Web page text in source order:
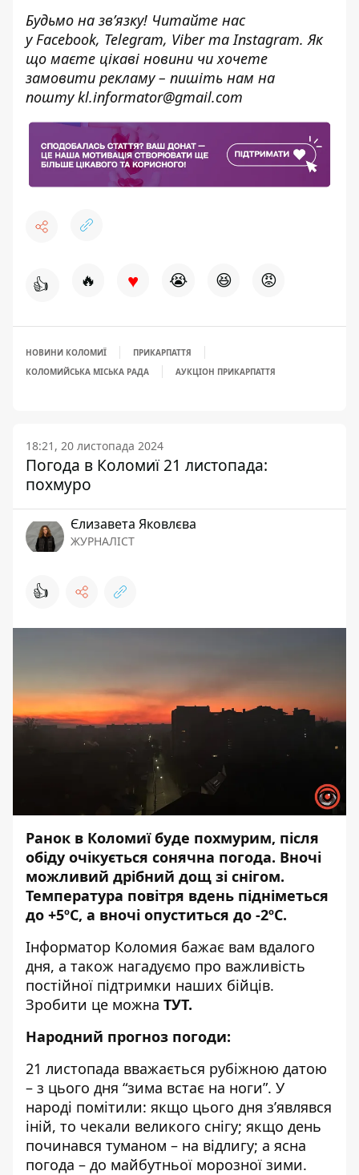
Будьмо на зв’язку! Читайте нас
уFacebook, Telegram, ViberтаInstagram. Як
що маєте цікаві новини чи хочете
замовити рекламу – пишіть нам на
поштуkl.informator@gmail.com
👍 🔥 ♥ 😭 😆 😡
НОВИНИ КОЛОМИЇ
ПРИКАРПАТТЯ
КОЛОМИЙСЬКА МІСЬКА РАДА
АУКЦІОН ПРИКАРПАТТЯ
18:21, 20 листопада 2024
Погода в Коломиї 21 листопада:
похмуро
Єлизавета Яковлєва
ЖУРНАЛІСТ
👍
Ранок в Коломиї буде похмурим, після
обіду очікується сонячна погода. Вночі
можливий дрібний дощ зі снігом.
Температура повітря вдень підніметься
до +5ºС, а вночі опуститься до -2ºС.
Інформатор Коломия бажає вам вдалого
дня, а також нагадуємо про важливість
постійної підтримки наших бійців.
Зробити це можна ТУТ.
Народний прогноз погоди:
21 листопада вважається рубіжною датою
– з цього дня “зима встає на ноги”. У
народі помітили: якщо цього дня з’являвся
іній, то чекали великого снігу; якщо день
починався туманом – на відлигу; а ясна
погода – до майбутньої морозної зими.